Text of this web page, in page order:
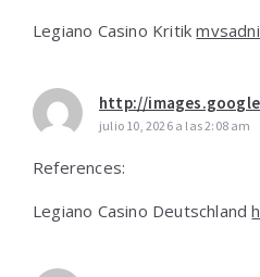
Legiano Casino Kritik
http://
julio 10, 2026 a las 2:08 am
References:
Legiano Casino Deutschland